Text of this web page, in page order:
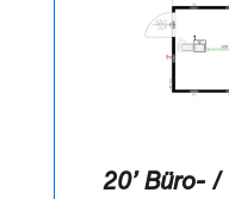
20’ Büro- /